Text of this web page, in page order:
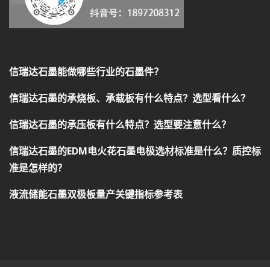
信瑞达石墨能做哪些行业的石墨件？
信瑞达石墨的承烧板、承载板有什么特点？选型看什么？
信瑞达石墨的承压板有什么特点？选型要注意什么？
信瑞达石墨的EDM电火花石墨电极选材标准是什么？质控标
准是怎样的？
液流储能石墨双极板量产关键指标参考表